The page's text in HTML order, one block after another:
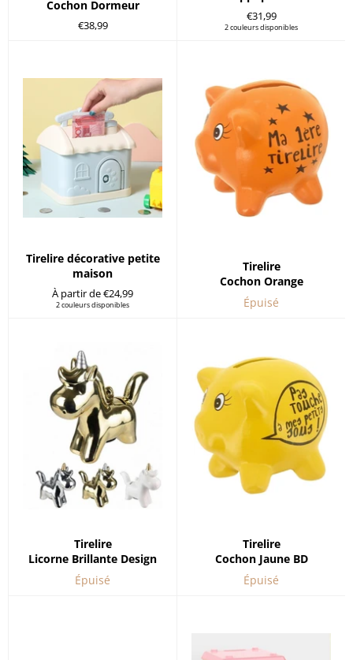
Cochon Dormeur
Prix
€38,99
Prix
régulier
€31,99
2 couleurs disponibles
Tirelire décorative petite
maison
À partir de €24,99
2 couleurs disponibles
Tirelire
Cochon Orange
Épuisé
Tirelire
Licorne Brillante Design
Épuisé
Tirelire
Cochon Jaune BD
Épuisé